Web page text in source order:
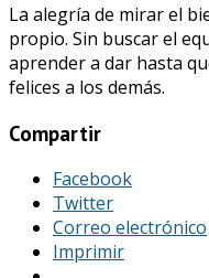
La alegría de mirar el
propio. Sin buscar el
aprender a dar hasta
felices a los demás.
Compartir
Facebook
Twitter
Correo electrónico
Imprimir